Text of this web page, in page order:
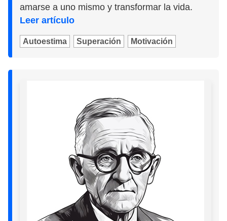
amarse a uno mismo y transformar la vida.
Leer artículo
Autoestima Superación Motivación